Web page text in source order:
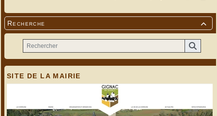

Recherche
SITE DE LA MAIRIE